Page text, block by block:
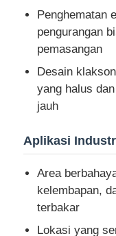
Quote request
Pencahayaan
kipas anti
Penghematan
pengurangan
pemasangan
Desain
yang halus
jauh
Aplikasi
Area
kelembapan,
terbakar
Lokasi yang